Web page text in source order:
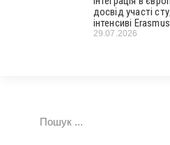
досвід участі
інтенсиві
29.07.2026